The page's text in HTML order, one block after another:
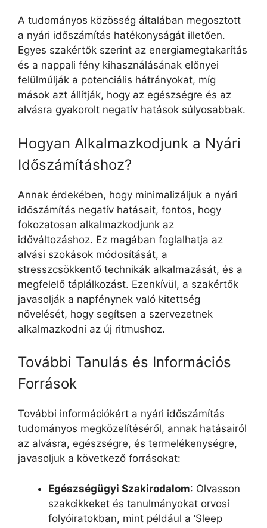
A tudományos közösség általában megosztott
a nyári időszámítás hatékonyságát illetően.
Egyes szakértők szerint az energiamegtakarítás
és a nappali fény kihasználásának előnyei
felülmúlják a potenciális hátrányokat, míg
mások azt állítják, hogy az egészségre és az
alvásra gyakorolt negatív hatások súlyosabbak.
Hogyan Alkalmazkodjunk a Nyári
Időszámításhoz?
Annak érdekében, hogy minimalizáljuk a nyári
időszámítás negatív hatásait, fontos, hogy
fokozatosan alkalmazkodjunk az
időváltozáshoz. Ez magában foglalhatja az
alvási szokások módosítását, a
stresszcsökkentő technikák alkalmazását, és a
megfelelő táplálkozást. Ezenkívül, a szakértők
javasolják a napfénynek való kitettség
növelését, hogy segítsen a szervezetnek
alkalmazkodni az új ritmushoz.
További Tanulás és Információs
Források
További információkért a nyári időszámítás
tudományos megközelítéséről, annak hatásairól
az alvásra, egészségre, és termelékenységre,
javasoljuk a következő forrásokat:
Egészségügyi Szakirodalom: Olvasson
szakcikkeket és tanulmányokat orvosi
folyóiratokban, mint például a ‘Sleep